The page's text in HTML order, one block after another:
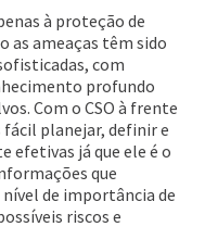
à proteção de
as ameaças têm sido
com
profundo
Com o CSO à frente
fácil planejar, definir e
já que ele é o
que
de importância de
riscos e